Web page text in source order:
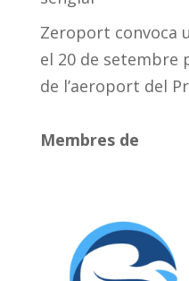
Zeroport convoca
el 20 de setembre
de l’aeroport del
Membres de